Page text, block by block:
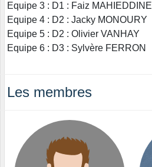
Equipe 3 : D1 : Faiz MAHIEDDINE
Equipe 4 : D2 : Jacky MONOURY
Equipe 5 : D2 : Olivier VANHAY
Equipe 6 : D3 : Sylvère FERRON
Les membres